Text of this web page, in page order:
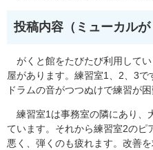
投稿内容（ミューカルが
がくと館をたびたび利用して
屋があります。練習室1、2、3で
ドラムの音がつつぬけで練習が困
練習室1は事務室の隣にあり、
ています。それから練習室2のピ
悪く、弾くのも疲れます。改善を